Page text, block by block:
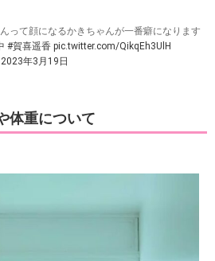
って顔になるかきちゃんが一番癖になります
#賀喜遥香 pic.twitter.com/QikqEh3UlH
2023年3月19日
体重について